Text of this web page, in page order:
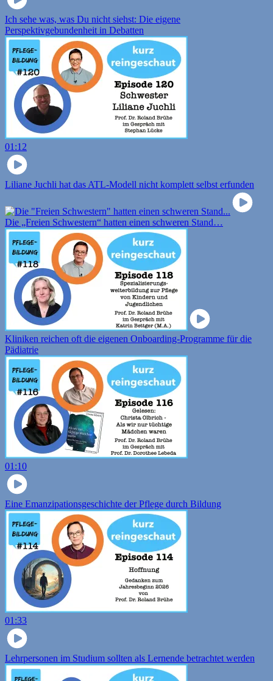
Ich sehe was, was Du nicht siehst: Die eigene
Perspektivgebundenheit in Debatten
01:12
Liliane Juchli hat das ATL-Modell nicht komplett selbst erfunden
Die „Freien Schwestern“ hatten einen schweren Stand…
Kliniken reichen oft die eigenen Onboarding-Programme für die
Pädiatrie
01:10
Eine Emanzipationsgeschichte der Pflege durch Bildung
01:33
Lehrpersonen im Studium sollten als Lernende betrachtet werden